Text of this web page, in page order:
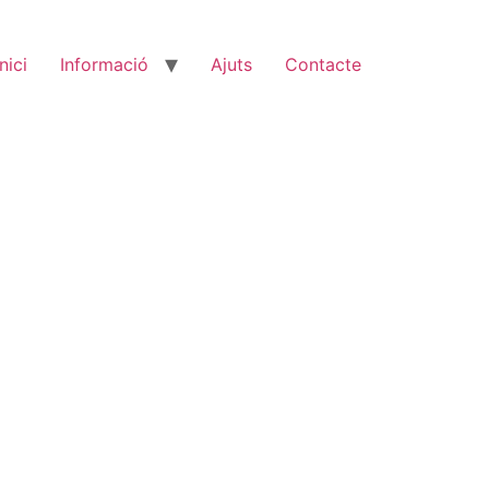
Informació Ajuts Contacte